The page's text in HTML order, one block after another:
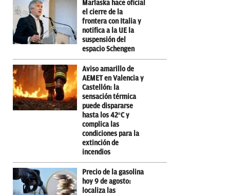
Marlaska hace oficial
el cierre de la
frontera con Italia y
notifica a la UE la
suspensión del
espacio Schengen
Aviso amarillo de
AEMET en Valencia y
Castellón: la
sensación térmica
puede dispararse
hasta los 42ºC y
complica las
condiciones para la
extinción de
incendios
Precio de la gasolina
hoy 9 de agosto:
localiza las